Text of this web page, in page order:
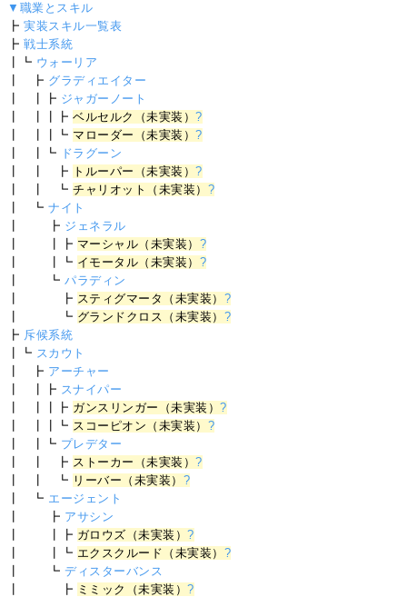
▼職業とスキル
┣実装スキル一覧表
┣戦士系統
┃┗ ウォーリア
┃ ┣ グラディエイター
┃ ┃┣ ジャガーノート
┃ ┃┃┣ベルセルク（未実装）?
┃ ┃┃┗ マローダー（未実装）?
┃ ┃┗ ドラグーン
┃ ┃ ┣ トルーパー（未実装）?
┃ ┃ ┗チャリオット（未実装） ?
┃ ┗ナイト
┃ ┣ ジェネラル
┃ ┃┣ マーシャル（未実装） ?
┃ ┃┗ イモータル（未実装） ?
┃ ┗パラディン
┃ ┣ スティグマータ（未実装） ?
┃ ┗ グランドクロス（未実装） ?
┣ 斥候系統
┃┗ スカウト
┃ ┣ アーチャー
┃ ┃┣ スナイパー
┃ ┃┃┣ ガンスリンガー（未実装）?
┃ ┃┃┗ スコーピオン（未実装） ?
┃ ┃┗ プレデター
┃ ┃ ┣ ストーカー（未実装）?
┃ ┃ ┗ リーバー（未実装） ?
┃ ┗ エージェント
┃ ┣ アサシン
┃ ┃┣ ガロウズ（未実装）?
┃ ┃┗ エクスクルード（未実装） ?
┃ ┗ディスターバンス
┃ ┣ ミミック（未実装）?